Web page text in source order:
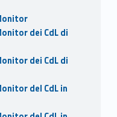
dei CdL di
dei CdL di
del CdL in